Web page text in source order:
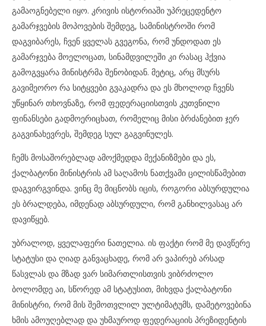
გამაოგნებელი იყო. კრივის ისტორიაში უპრეცედენტო
გამარჯვების მოპოვების შემდეგ, სამინისტროში რომ
დაგვიბარეს, ჩვენ ყველას გვეგონა, რომ უნდოდათ ეს
გამარჯვება მოელოცათ, სინამდვილეში კი რასაც ჰქვია
გამოგვყარა მინისტრმა შენობიდან. მეტიც, არც მსურს
გავიმეორო რა სიტყვები გვაკადრა და ეს მხოლოდ ჩვენს
უწყინარ თხოვნაზე, რომ ფედერაციისთვის კუთვნილი
ფინანსები გადმოერიცხათ, რომელიც მისი ბრძანებით ჯერ
გაგვინახევრეს, შემდეგ სულ გაგვინულეს.
ჩემს მოსაშორებლად ამოქმედდა მექანიზმები და ეს,
ქალბატონი მინისტრის ამ საღამოს ნათქვამი ცილისწამებით
დაგვირგვინდა. ვინც მე მიცნობს იცის, როგორი აბსურდულია
ეს ბრალდება, იმდენად აბსურდული, რომ განხილვასაც არ
დავიწყებ.
უბრალოდ, ყველაფერი ნათელია. ის ფაქტი რომ მე დავწერე
სტატუსი და ღიად განვაცხადე, რომ არ ვაპირებ არსად
წასვლას და მზად ვარ სიმართლისთვის ვიბრძოლო
ბოლომდე აი, სწორედ ამ სტატუსით, მიხვდა ქალბატონი
მინისტრი, რომ მის შემოთვლილ ულტიმატუმს, დამეტოვებინა
ხმის ამოუღებლად და უხმაუროდ ფედერაციის პრეზიდენტის